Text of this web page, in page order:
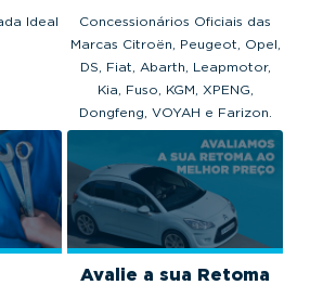
Ideal
Concessionários Oficiais das
Marcas Citroën, Peugeot, Opel,
DS, Fiat, Abarth, Leapmotor,
Kia, Fuso, KGM, XPENG,
Dongfeng, VOYAH e Farizon.
Avalie a sua Retoma